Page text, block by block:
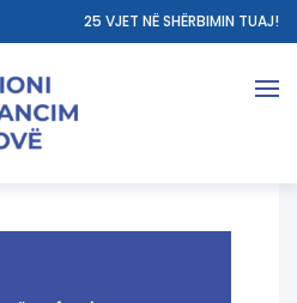
25 VJET NË SHËRBIMIN TUAJ!